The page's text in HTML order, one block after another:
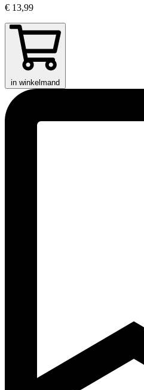
€ 13,99
in winkelmand